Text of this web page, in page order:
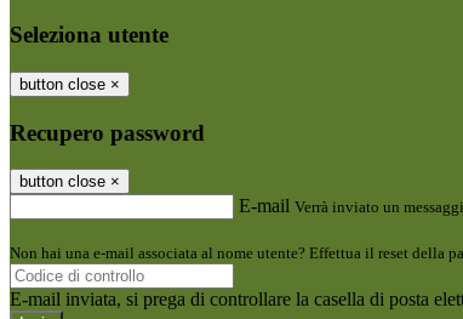
Seleziona utente
button close ×
Recupero password
button close ×
E-mail Verrà inviato un
Non hai una e-mail associata al nome utente? Effettua il reset della
E-mail inviata, si prega di controllare la casella di posta